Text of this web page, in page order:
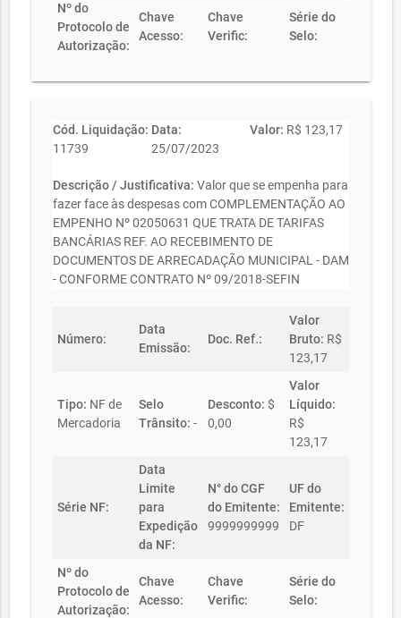
Nº do
Protocolo de
Autorização:
Chave
Acesso:
Chave
Verific:
Série do
Selo:
Cód. Liquidação:
11739
Data:
25/07/2023
Valor: R$ 123,17
Descrição / Justificativa: Valor que se empenha para
fazer face às despesas com COMPLEMENTAÇÃO AO
EMPENHO Nº 02050631 QUE TRATA DE TARIFAS
BANCÁRIAS REF. AO RECEBIMENTO DE
DOCUMENTOS DE ARRECADAÇÃO MUNICIPAL - DAM
- CONFORME CONTRATO Nº 09/2018-SEFIN
Número:
Data
Emissão:
Doc. Ref.:
Valor
Bruto: R$
123,17
Tipo: NF de
Mercadoria
Selo
Trânsito: -
Desconto: $
0,00
Valor
Líquido:
R$
123,17
Série NF:
Data
Limite
para
Expedição
da NF:
N° do CGF
do Emitente:
9999999999
UF do
Emitente:
DF
Nº do
Protocolo de
Autorização:
Chave
Acesso:
Chave
Verific:
Série do
Selo: